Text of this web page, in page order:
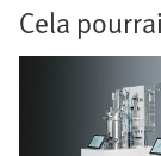
Cela